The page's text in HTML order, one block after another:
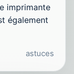
imprimante
également
astuces